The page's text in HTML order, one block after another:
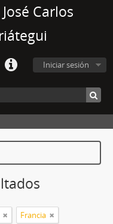
Carlos
Iniciar sesión
Francia